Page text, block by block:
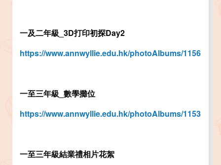
一及二年級_3D打印初探Day2
https://www.annwyllie.edu.hk/photoAlbums/1156
一至三年級_數學攤位
https://www.annwyllie.edu.hk/photoAlbums/1153
一至三年級結業禮相片花絮